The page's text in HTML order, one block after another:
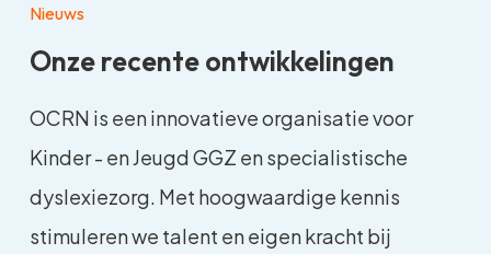
Nieuws
Onze recente ontwikkelingen
OCRN is een innovatieve organisatie voor
Kinder - en Jeugd GGZ en specialistische
dyslexiezorg. Met hoogwaardige kennis
stimuleren we talent en eigen kracht bij